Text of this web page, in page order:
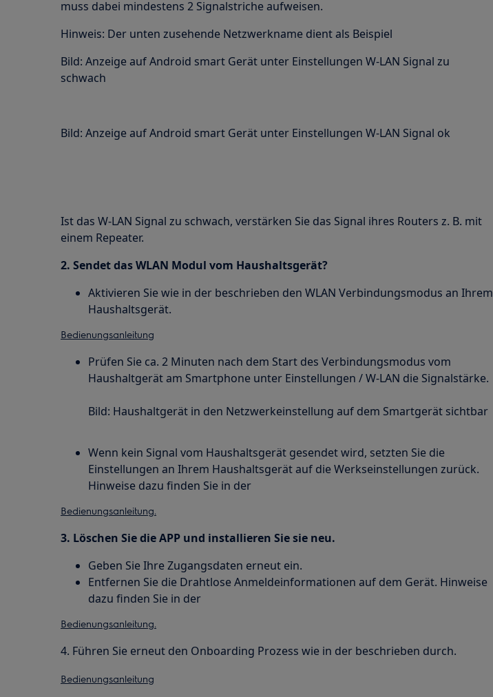
muss dabei mindestens 2 Signalstriche aufweisen.
Hinweis: Der unten zusehende Netzwerkname dient als Beispiel
Bild: Anzeige auf Android smart Gerät unter Einstellungen W-LAN Signal zu
schwach
Bild: Anzeige auf Android smart Gerät unter Einstellungen W-LAN Signal ok
Ist das W-LAN Signal zu schwach, verstärken Sie das Signal ihres Routers z. B. mit
einem Repeater.
2. Sendet das WLAN Modul vom Haushaltsgerät?
Aktivieren Sie wie in der beschrieben den WLAN Verbindungsmodus an Ihrem
Haushaltsgerät.
Bedienungsanleitung
Prüfen Sie ca. 2 Minuten nach dem Start des Verbindungsmodus vom
Haushaltgerät am Smartphone unter Einstellungen / W-LAN die Signalstärke.
Bild: Haushaltgerät in den Netzwerkeinstellung auf dem Smartgerät sichtbar
Wenn kein Signal vom Haushaltsgerät gesendet wird, setzten Sie die
Einstellungen an Ihrem Haushaltsgerät auf die Werkseinstellungen zurück.
Hinweise dazu finden Sie in der
Bedienungsanleitung.
3. Löschen Sie die APP und installieren Sie sie neu.
Geben Sie Ihre Zugangsdaten erneut ein.
Entfernen Sie die Drahtlose Anmeldeinformationen auf dem Gerät. Hinweise
dazu finden Sie in der
Bedienungsanleitung.
4. Führen Sie erneut den Onboarding Prozess wie in der beschrieben durch.
Bedienungsanleitung